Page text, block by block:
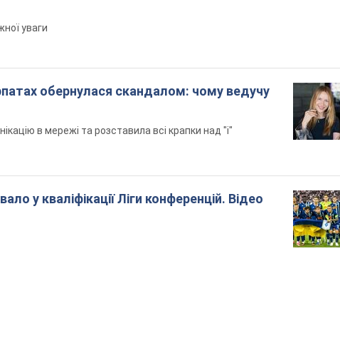
уваги
обернулася скандалом: чому ведучу
в мережі та розставила всі крапки над "і"
у кваліфікації Ліги конференцій. Відео